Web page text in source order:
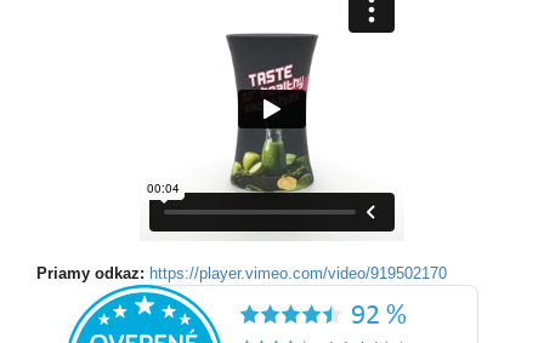
Priamy odkaz: https://player.vimeo.com/video/919502170